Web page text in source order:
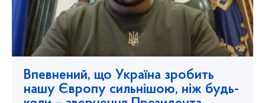
Впевнений, що Україна зробить
нашу Європу сильнішою, ніж будь-